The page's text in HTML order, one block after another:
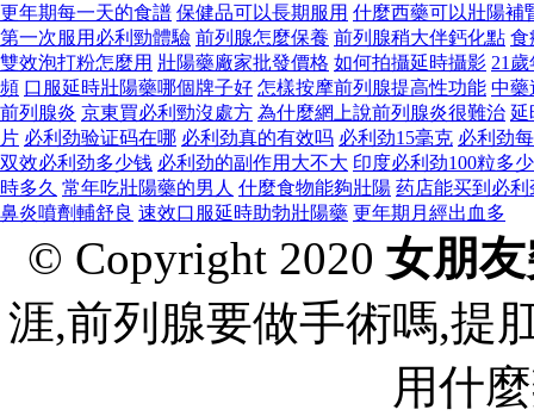
更年期每一天的食譜 保健品可以長期服用 什麼西藥可以壯陽補
第一次服用必利勁體驗 前列腺怎麼保養 前列腺稍大伴鈣化點 食
雙效泡打粉怎麼用 壯陽藥廠家批發價格 如何拍攝延時攝影 21
頻 口服延時壯陽藥哪個牌子好 怎樣按摩前列腺提高性功能 中藥
前列腺炎 京東買必利勁沒處方 為什麼網上說前列腺炎很難治 延
片 必利劲验证码在哪 必利劲真的有效吗 必利劲15毫克 必利劲
双效必利劲多少钱 必利劲的副作用大不大 印度必利劲100粒多
時多久 常年吃壯陽藥的男人 什麼食物能夠壯陽 药店能买到必利
鼻炎噴劑輔舒良 速效口服延時助勃壯陽藥 更年期月經出血多
© Copyright 2020 女朋
涯,前列腺要做手術嗎,提
用什